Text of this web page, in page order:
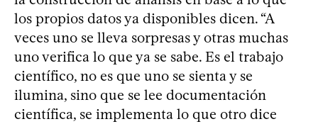
los propios datos ya disponibles dicen. “A
veces uno se lleva sorpresas y otras muchas
uno verifica lo que ya se sabe. Es el trabajo
científico, no es que uno se sienta y se
ilumina, sino que se lee documentación
científica, se implementa lo que otro dice